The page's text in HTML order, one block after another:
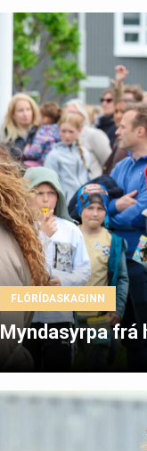
FLÓRÍDASKAGINN
Myndasyrpa frá